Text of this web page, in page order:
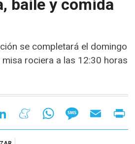
baile y comida
se completará el domingo
rociera a las 12:30 horas
LinkedIn MeneameWhatsAppMessageEmail